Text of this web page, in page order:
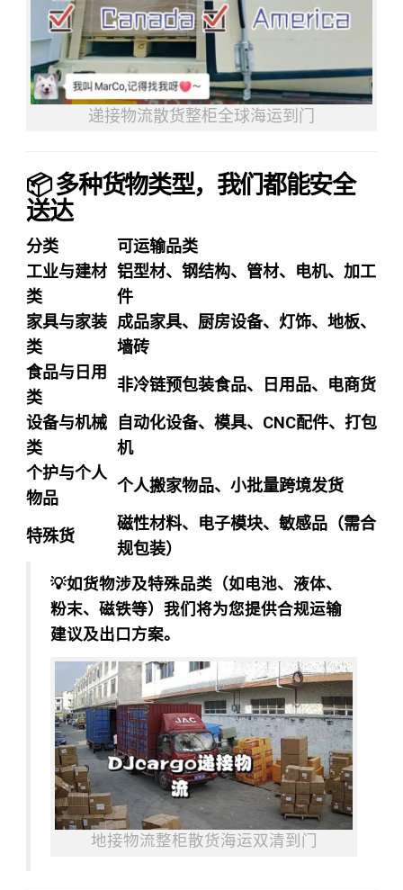
递接物流散货整柜全球海运到门
📦 多种货物类型，我们都能安全
送达
分类
可运输品类
工业与建材
类
铝型材、钢结构、管材、电机、加工
件
家具与家装
类
成品家具、厨房设备、灯饰、地板、
墙砖
食品与日用
类
非冷链预包装食品、日用品、电商货
设备与机械
类
自动化设备、模具、CNC配件、打包
机
个护与个人
物品
个人搬家物品、小批量跨境发货
特殊货
磁性材料、电子模块、敏感品（需合
规包装）
💡如货物涉及特殊品类（如电池、液体、
粉末、磁铁等）我们将为您提供合规运输
建议及出口方案。
地接物流整柜散货海运双清到门